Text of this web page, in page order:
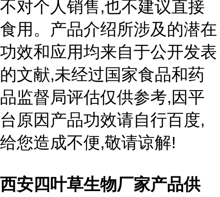
不对个人销售,也不建议直接
食用。产品介绍所涉及的潜在
功效和应用均来自于公开发表
的文献,未经过国家食品和药
品监督局评估仅供参考,因平
台原因产品功效请自行百度,
给您造成不便,敬请谅解!
西安四叶草生物厂家产品供